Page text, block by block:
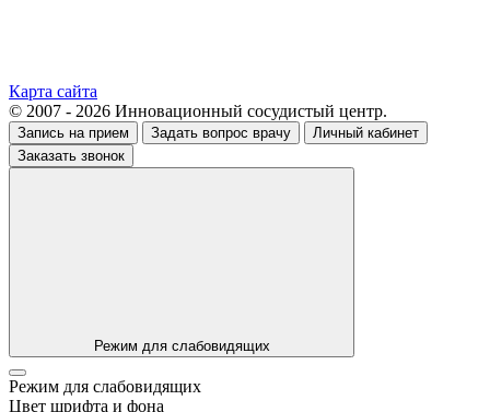
Карта сайта
© 2007 - 2026 Инновационный сосудистый центр.
Запись на прием Задать вопрос врачу
Личный кабинет
Заказать звонок
Режим для слабовидящих
Режим для слабовидящих
Цвет шрифта и фона